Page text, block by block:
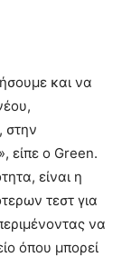
και να
στην
είπε ο Green.
είναι η
τεστ για
να
όπου μπορεί